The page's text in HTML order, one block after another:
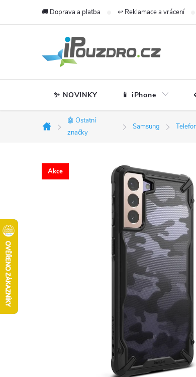
🚚 Doprava a platba ↩️ Reklamace a vrácení
✨ NOVINKY 📱 iPhone
Domů
🤖 Ostatní
značky
Samsung
Akce